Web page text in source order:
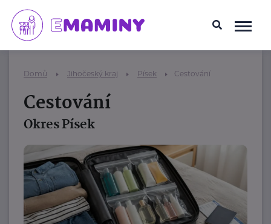
Domů Jihočeský kraj Písek Cestování
Cestování
Okres Písek